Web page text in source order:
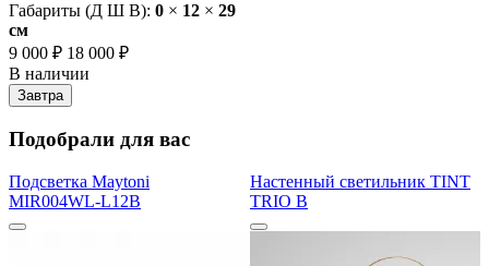
Габариты (Д Ш В): 0 × 12 × 29
cм
9 000 ₽ 18 000 ₽
В наличии
Завтра
Подобрали для вас
Подсветка Maytoni
MIR004WL-L12B
Настенный светильник TINT
TRIO B